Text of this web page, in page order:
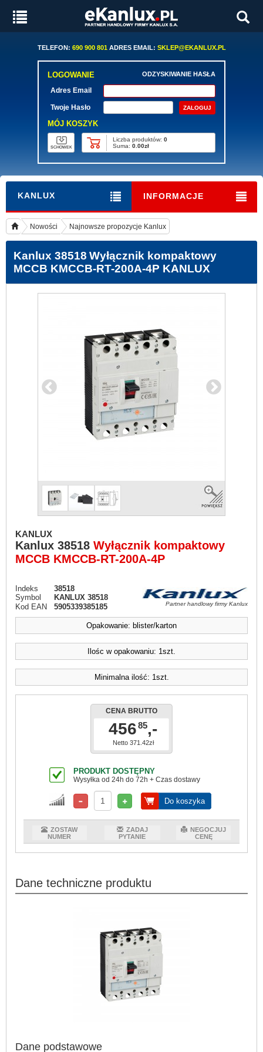
TELEFON: 690 900 801ADRES EMAIL: SKLEP@EKANLUX.PL
LOGOWANIE ODZYSKIWANIE HASŁA
Adres Email
Twoje Hasło
MÓJ KOSZYK
SCHOWEK
Liczba produktów: 0
Suma: 0.00zł
KANLUX INFORMACJE
Nowości Najnowsze propozycje Kanlux
Kanlux 38518 Wyłącznik kompaktowy
MCCB KMCCB-RT-200A-4P KANLUX
KANLUX
Kanlux 38518 Wyłącznik kompaktowy
MCCB KMCCB-RT-200A-4P
Indeks
38518
Symbol
KANLUX 38518
Kod EAN
5905339385185 Partner handlowy firmy Kanlux
Opakowanie: blister/karton
Ilośc w opakowaniu: 1szt.
Minimalna ilość: 1szt.
CENA BRUTTO
45685,-
Netto 371.42zł
PRODUKT DOSTĘPNY
Wysyłka od 24h do 72h + Czas dostawy
Do koszyka
ZOSTAW
NUMER
ZADAJ
PYTANIE
NEGOCJUJ
CENĘ
Dane techniczne produktu
Dane podstawowe